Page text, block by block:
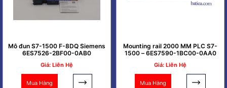
Mô đun S7-1500 F-8DQ Siemens
6ES7526-2BF00-0AB0
Giá: Liên Hệ
Mua Hàng
Mounting rail 2000 MM PLC S7-
1500 – 6ES7590-1BC00-0AA0
Giá: Liên Hệ
Mua Hàng